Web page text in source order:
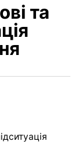
та